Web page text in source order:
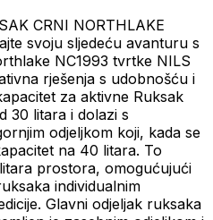
CRNI NORTHLAKE
svoju sljedeću avanturu s
NC1993 tvrtke NILS
rješenja s udobnošću i
za aktivne Ruksak
30 litara i dolazi s
odjeljkom koji, kada se
na 40 litara. To
prostora, omogućujući
individualnim
Glavni odjeljak ruksaka